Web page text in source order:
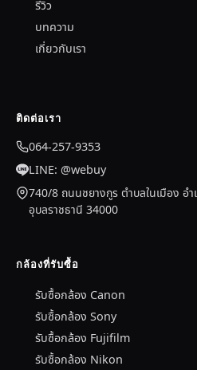
รีวิว
บทความ
เกี่ยวกับเรา
ติดต่อเรา
064-257-9353
LINE: @webuy
740/8 ถนนชยางกูร ตำบลในเมือง อ
อุบลราชธานี 34000
กล้องที่รับซื้อ
รับซื้อกล้อง Canon
รับซื้อกล้อง Sony
รับซื้อกล้อง Fujifilm
รับซื้อกล้อง Nikon